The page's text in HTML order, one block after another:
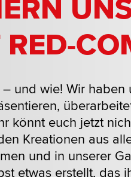
RED-
– und wie! Wir
könnt euch jetzt
Kreationen aus
und in unserer
etwas erstellt, das